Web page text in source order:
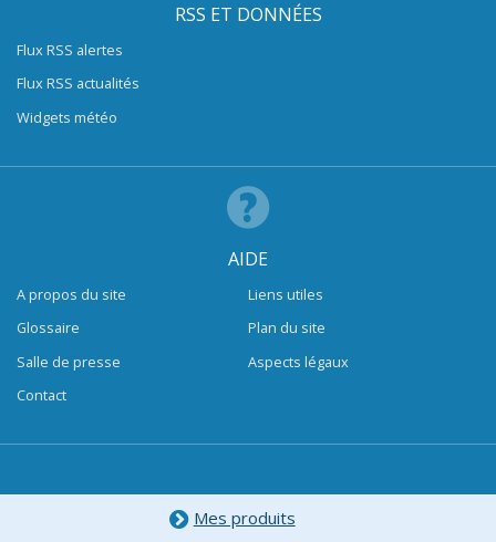
RSS ET DONNÉES
Flux RSS alertes
Flux RSS actualités
Widgets météo
AIDE
A propos du site
Glossaire
Salle de presse
Contact
Liens utiles
Plan du site
Aspects légaux
Mes produits